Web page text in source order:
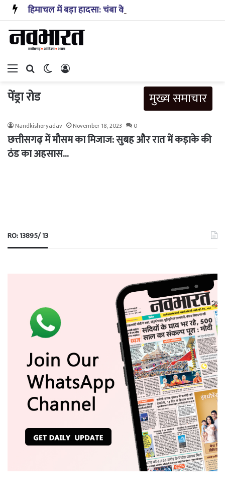
Menu Search forSwitch skin
पेंड्रा रोड मुख्य समाचार
Nandkishoryadav November 18, 2023 0
छत्तीसगढ़ में मौसम का मिजाज: सुबह और रात में कड़ाके की
ठंड का अहसास…
RO: 13895/ 13